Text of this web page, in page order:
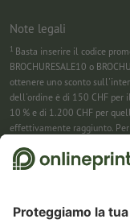
Note legali
1 Basta inserire il codice
BROCHURESALE10 o
ottenere uno sconto
dell'ordine è di 150 CHF per
10 % e di 1.200 CHF per
effettivamente raggiunto.
con ulteriori iniziative
(incluso).
calendari. Utilizzabile più